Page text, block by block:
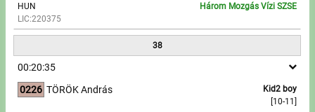
HUN
LIC:220375
Három Mozgás Vízi SZSE
38
00:20:35
0226
Kid2 boy
[10-11]
TÖRÖK András